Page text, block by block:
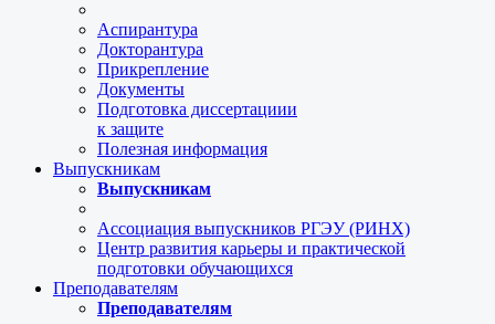
Аспирантура
Докторантура
Прикрепление
Документы
Подготовка диссертациии
к защите
Полезная информация
Выпускникам
Выпускникам
Ассоциация выпускников РГЭУ (РИНХ)
Центр развития карьеры и практической
подготовки обучающихся
Преподавателям
Преподавателям